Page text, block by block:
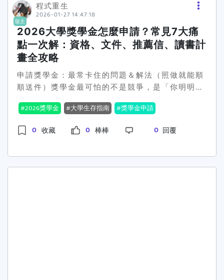
麼（行動）→ 做出什麼（成果）→ 如何證明（數
字作品職稱排名）(3) 你的背景困難（若是清寒或
身分型）＋你怎麼處理（不要灑狗血）公式：事實
（簡短）→ 影響（具體）→ 你的解法（行動）→
現在仍在努力什麼自傳「一眼挑中」的寫法示範
___，主要投入___（領域題目）。上學期
GPA___，系排名前___%。目前正在進行___（專
題研究作品），目標是___。我有三個能代表我能
力的成果：1）：我，最後___（成果），並以
___（數字作品比賽名次）驗證。2）：我，協助
版主
程式重生
2026-01-27 14:47:18
2026大學獎學金怎麼申請？常見7大痛
點一次解：資格、文件、推薦信、讀書計
畫全攻略
申請獎學金：最常卡住的問題＆解法（照做就能順
順送件）獎學金最可怕的不是競爭，是「你明明很
常遇到的卡關點整理出來，然後每一題都給你一個
「最有效的解法」。你照著做，真的會少走很多冤
枉路。痛點1：根本不知道自己能申請哪一種（資
金 助學金 補助 減免」一堆名詞，完全不知道差
2026獎學金 大學生存指南 獎學金申請
0 收藏 0 棒棒 0 回覆